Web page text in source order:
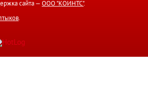
сайта — ООО "КОИНТС".
.